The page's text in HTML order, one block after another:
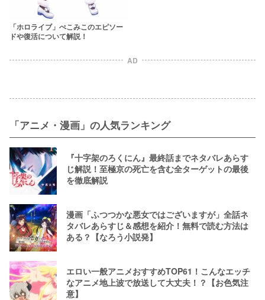
「ホロライブ」ぺこみこのエピソー
ドや復活について解説！
AD
「アニメ・漫画」の人気ランキング
『十字架のろくにん』最終話までネタバレあらす
じ解説！至極京の死亡を含む全ターゲットの最後
を徹底解説
漫画「ふつつかな悪女ではございますが」全話ネ
タバレあらすじ＆感想を紹介！無料で読む方法は
ある？【なろう小説発】
エロい一般アニメおすすめTOP61！こんなエッチ
なアニメ地上波で放送して大丈夫！？【お色気注
意】